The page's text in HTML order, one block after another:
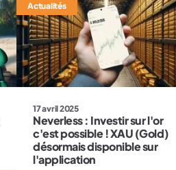
Actualités
17 avril 2025
Neverless : Investir sur l'or
c'est possible ! XAU (Gold)
désormais disponible sur
l'application